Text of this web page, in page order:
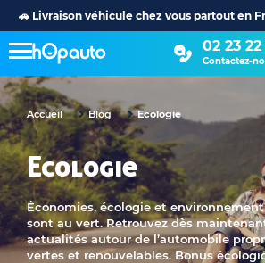
🚗 Livraison véhicule chez vous partout en
02 23 22
Contactez-
Accueil Blog Ecologie
Ecologie
Économies, écologie et
sont au vert. Retrouvez dès
actualités autour de l’automobile
vertes et renouvelables. Bonus